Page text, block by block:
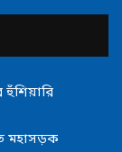
হুঁশিয়ারি
মহাসড়ক